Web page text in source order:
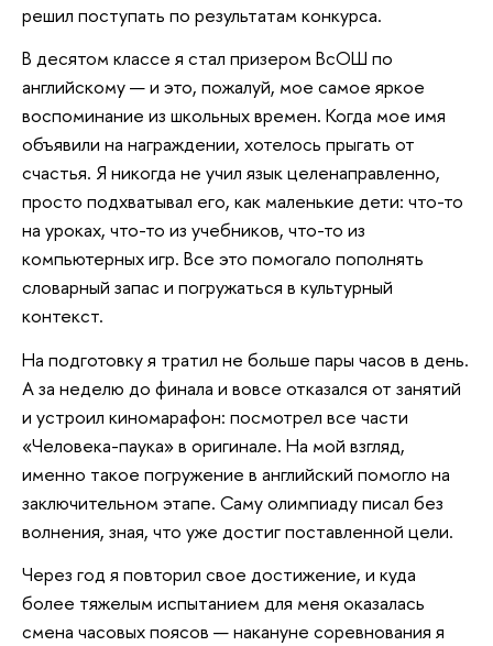
решил поступать по результатам конкурса.
В десятом классе я стал призером ВсОШ по
английскому — и это, пожалуй, мое самое яркое
воспоминание из школьных времен. Когда мое имя
объявили на награждении, хотелось прыгать от
счастья. Я никогда не учил язык целенаправленно,
просто подхватывал его, как маленькие дети: что-то
на уроках, что-то из учебников, что-то из
компьютерных игр. Все это помогало пополнять
словарный запас и погружаться в культурный
контекст.
На подготовку я тратил не больше пары часов в день.
А за неделю до финала и вовсе отказался от занятий
и устроил киномарафон: посмотрел все части
«Человека-паука» в оригинале. На мой взгляд,
именно такое погружение в английский помогло на
заключительном этапе. Саму олимпиаду писал без
волнения, зная, что уже достиг поставленной цели.
Через год я повторил свое достижение, и куда
более тяжелым испытанием для меня оказалась
смена часовых поясов — накануне соревнования я